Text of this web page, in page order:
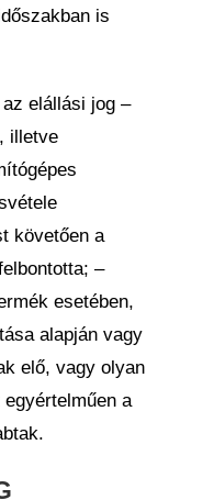
is
elállási jog –
illetve
követően a
–
esetében,
alapján vagy
elő, vagy olyan
a